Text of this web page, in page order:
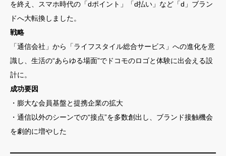
を終え、スマホ時代の「dポイント」「d払い」など「d」ブラン
ドへ大転換しました。
戦略
「通信会社」から「ライフスタイル総合サービス」への進化を意
識し、生活の“あらゆる場面”でドコモのロゴと体験に出会える設
計に。
成功要因
・膨大な会員基盤と提携企業の拡大
・通信以外のシーンでの“接点”を多数創出し、ブランド接触機会
を劇的に増やした